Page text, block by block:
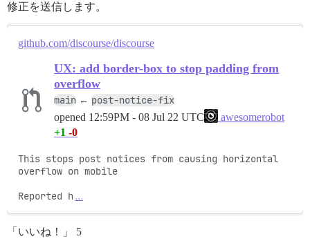
修正を送信します。
github.com/discourse/discourse
UX: add border-box to stop padding from
overflow
main ← post-notice-fix
opened 12:59PM - 08 Jul 22 UTC
awesomerobot
+1 -0
This stops post notices from causing horizontal
overflow on mobile
Reported h …
「いいね！」 5